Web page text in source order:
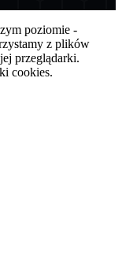
poziomie -
z plików
przeglądarki.
cookies.